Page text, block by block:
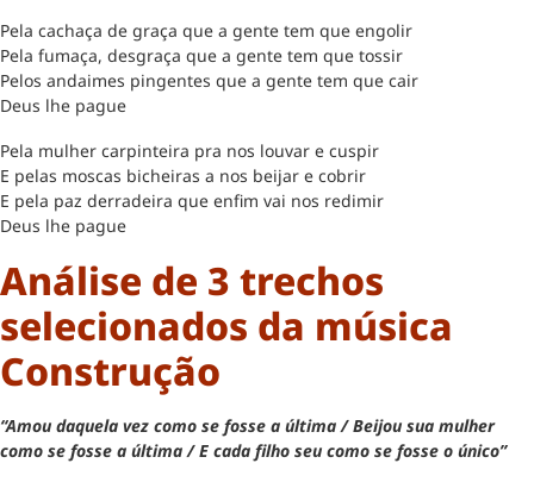
Pela cachaça de graça que a gente tem que engolir
Pela fumaça, desgraça que a gente tem que tossir
Pelos andaimes pingentes que a gente tem que cair
Deus lhe pague
Pela mulher carpinteira pra nos louvar e cuspir
E pelas moscas bicheiras a nos beijar e cobrir
E pela paz derradeira que enfim vai nos redimir
Deus lhe pague
Análise de 3 trechos
selecionados da música
Construção
“Amou daquela vez como se fosse a última / Beijou sua mulher
como se fosse a última / E cada filho seu como se fosse o único”